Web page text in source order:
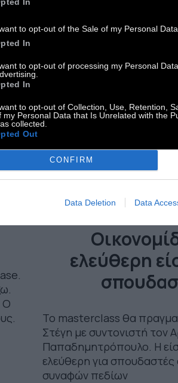
to opt-out of the Sale of my Personal Data.
In
to opt-out of processing my Personal
In
to opt-out of Collection, Use, Retention,
my Personal Data that Is Unrelated with the
collected.
Out
CONFIRM
Data Deletion Data
Ο
CULTURE
ελεύθερη
Το masterclass θα
Στέγη με συντονιστή τον
Παπαδημητρόπουλο. Η
ελεύθερη για σπουδαστές
συναφών πεδίων